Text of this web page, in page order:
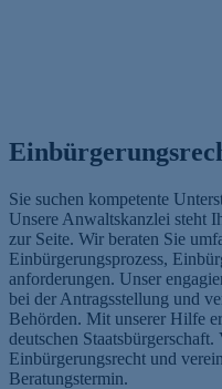
Sie suchen kompetente
Unsere Anwaltskanzlei steht
zur Seite. Wir beraten Sie
Einbürgerungsprozess,
anforderungen. Unser
bei der Antragsstellung und
Behörden. Mit unserer Hilfe
deutschen
Einbürgerungsrecht und
Beratungstermin.